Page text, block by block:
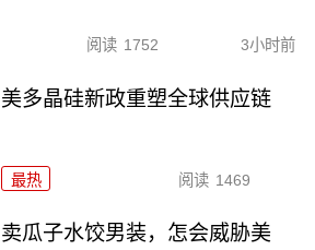
阅读 1752 3小时前
美多晶硅新政重塑全球供应链
最热 阅读 1469
卖瓜子水饺男装，怎会威胁美